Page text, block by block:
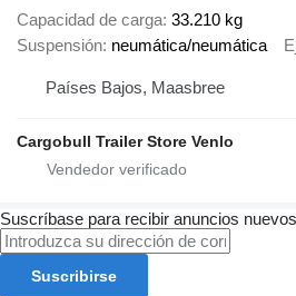
Capacidad de carga 33.210 kg
Suspensión neumática/neumática
Países Bajos, Maasbree
Cargobull Trailer Store Venlo
Suscríbase para recibir anuncios
Suscribirse